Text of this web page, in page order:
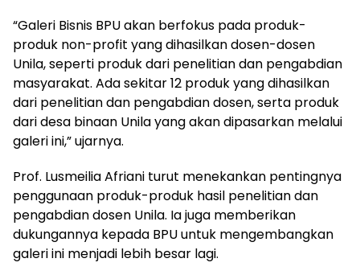
“Galeri Bisnis BPU akan berfokus pada produk-
produk non-profit yang dihasilkan dosen-dosen
Unila, seperti produk dari penelitian dan pengabdian
masyarakat. Ada sekitar 12 produk yang dihasilkan
dari penelitian dan pengabdian dosen, serta produk
dari desa binaan Unila yang akan dipasarkan melalui
galeri ini,” ujarnya.
Prof. Lusmeilia Afriani turut menekankan pentingnya
penggunaan produk-produk hasil penelitian dan
pengabdian dosen Unila. Ia juga memberikan
dukungannya kepada BPU untuk mengembangkan
galeri ini menjadi lebih besar lagi.